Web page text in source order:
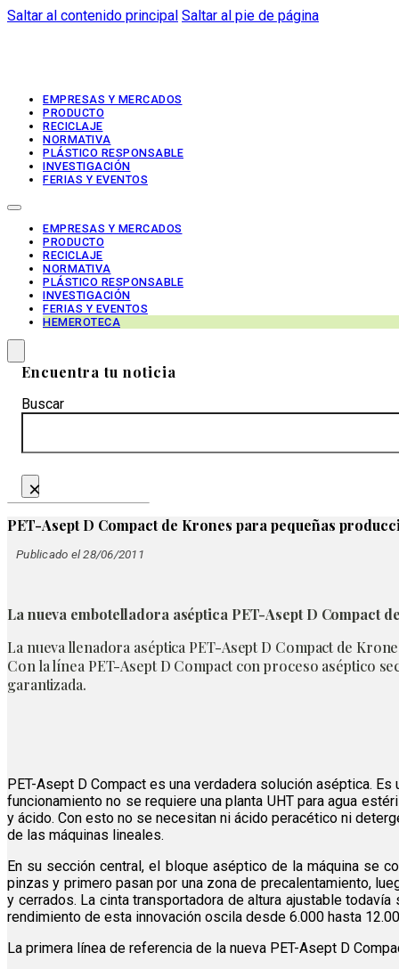
Saltar al contenido principal Saltar al pie de página
EMPRESAS Y MERCADOS
PRODUCTO
RECICLAJE
NORMATIVA
PLÁSTICO RESPONSABLE
INVESTIGACIÓN
FERIAS Y EVENTOS
EMPRESAS Y MERCADOS
PRODUCTO
RECICLAJE
NORMATIVA
PLÁSTICO RESPONSABLE
INVESTIGACIÓN
FERIAS Y EVENTOS
HEMEROTECA
Encuentra tu noticia
Buscar
×
PET-Asept D Compact de Krones para pequeñas
Publicado el 28/06/2011
La nueva embotelladora aséptica PET-Asept D Compact
La nueva llenadora aséptica PET-Asept D Compact de
Con la línea PET-Asept D Compact con proceso aséptico
garantizada.
PET-Asept D Compact es una verdadera solución aséptica.
funcionamiento no se requiere una planta UHT para agua
y ácido. Con esto no se necesitan ni ácido peracético ni
de las máquinas lineales.
En su sección central, el bloque aséptico de la máquina se
pinzas y primero pasan por una zona de precalentamiento,
y cerrados. La cinta transportadora de altura ajustable
rendimiento de esta innovación oscila desde 6.000 hasta
La primera línea de referencia de la nueva PET-Asept D